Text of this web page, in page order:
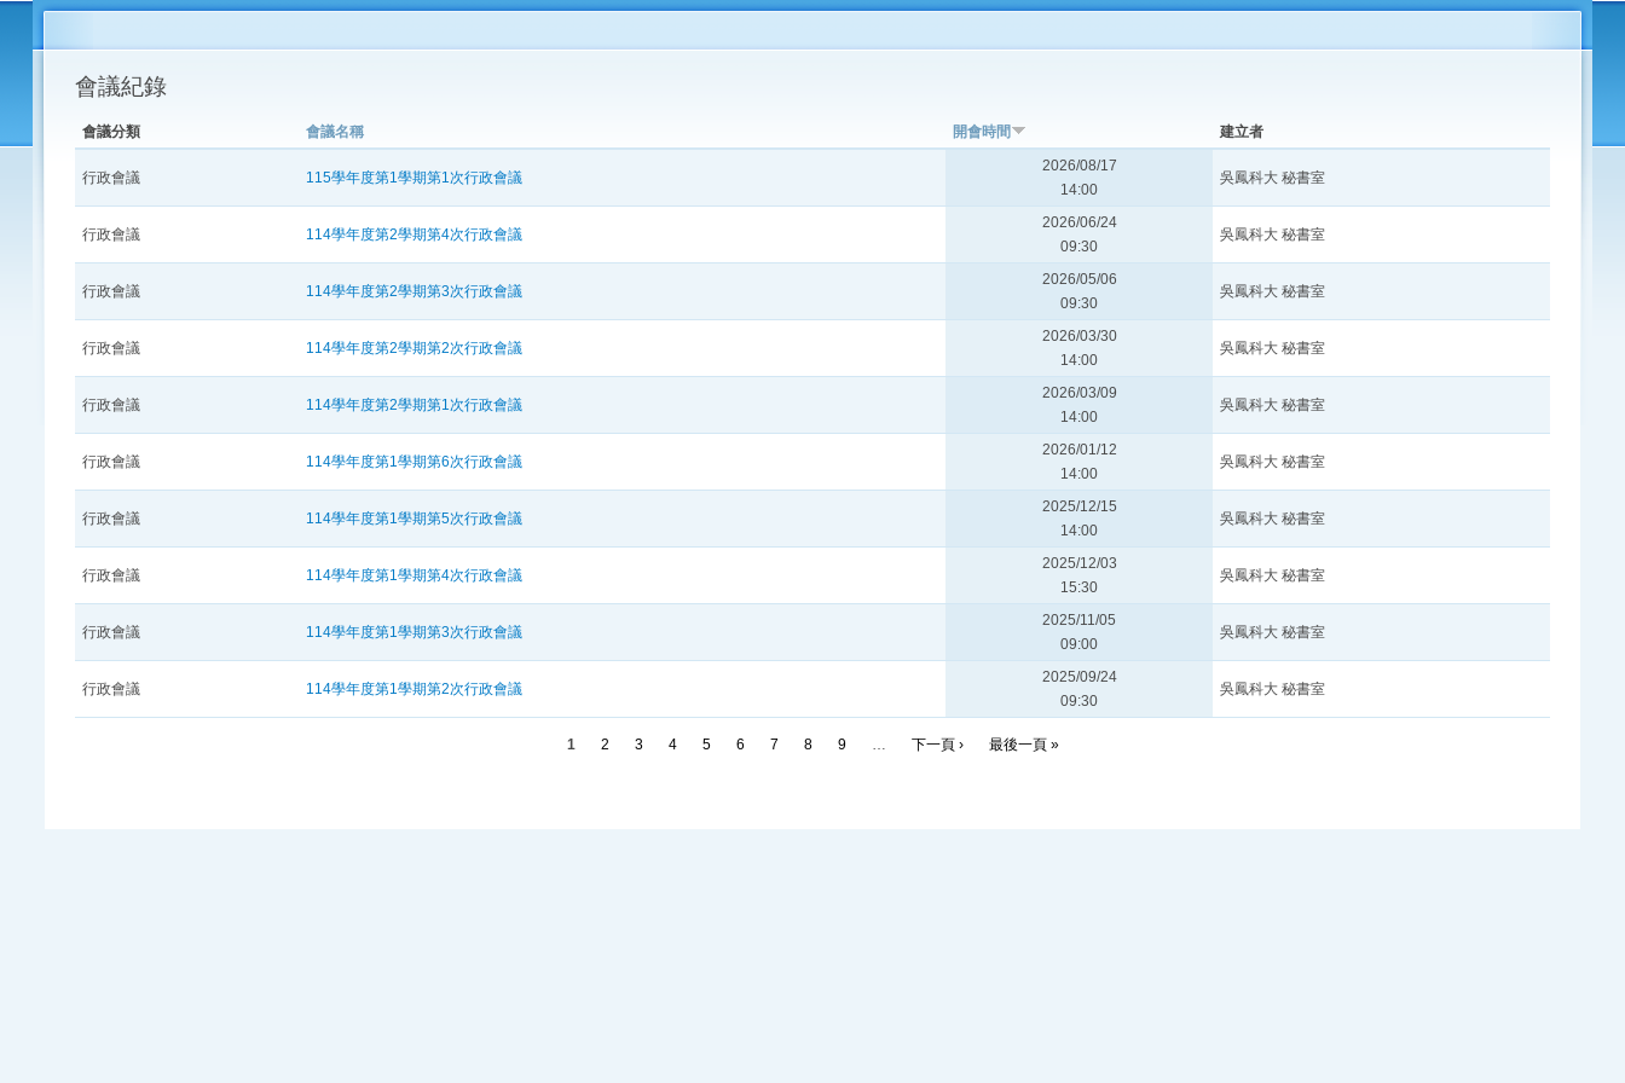
會議紀錄
會議分類 會議名稱 開會時間 建立者
行政會議 115學年度第1學期第1次行政會議
2026/08/17
14:00
吳鳳科大 秘書室
行政會議 114學年度第2學期第4次行政會議
2026/06/24
09:30
吳鳳科大 秘書室
行政會議 114學年度第2學期第3次行政會議
2026/05/06
09:30
吳鳳科大 秘書室
行政會議 114學年度第2學期第2次行政會議
2026/03/30
14:00
吳鳳科大 秘書室
行政會議 114學年度第2學期第1次行政會議
2026/03/09
14:00
吳鳳科大 秘書室
行政會議 114學年度第1學期第6次行政會議
2026/01/12
14:00
吳鳳科大 秘書室
行政會議 114學年度第1學期第5次行政會議
2025/12/15
14:00
吳鳳科大 秘書室
行政會議 114學年度第1學期第4次行政會議
2025/12/03
15:30
吳鳳科大 秘書室
行政會議 114學年度第1學期第3次行政會議
2025/11/05
09:00
吳鳳科大 秘書室
行政會議 114學年度第1學期第2次行政會議
2025/09/24
09:30
吳鳳科大 秘書室
1 2 3 4 5 6 7 8 9 … 下一頁 › 最後一頁 »